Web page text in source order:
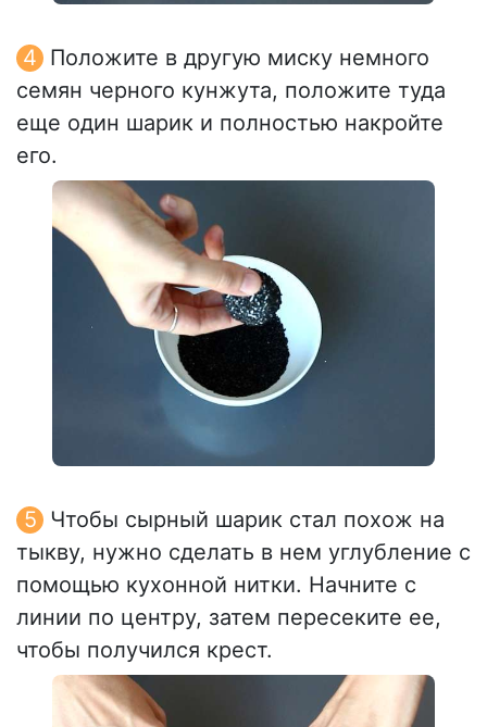
Положите в другую миску немного
семян черного кунжута, положите туда
еще один шарик и полностью накройте
его.
Чтобы сырный шарик стал похож на
тыкву, нужно сделать в нем углубление с
помощью кухонной нитки. Начните с
линии по центру, затем пересеките ее,
чтобы получился крест.